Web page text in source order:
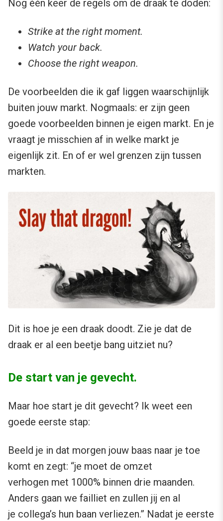
Nog één keer de regels om de draak te doden:
Strike at the right moment.
Watch your back.
Choose the right weapon.
De voorbeelden die ik gaf liggen waarschijnlijk
buiten jouw markt. Nogmaals: er zijn geen
goede voorbeelden binnen je eigen markt. En je
vraagt je misschien af in welke markt je
eigenlijk zit. En of er wel grenzen zijn tussen
markten.
Dit is hoe je een draak doodt. Zie je dat de
draak er al een beetje bang uitziet nu?
De start van je gevecht.
Maar hoe start je dit gevecht? Ik weet een
goede eerste stap:
Beeld je in dat morgen jouw baas naar je toe
komt en zegt: “je moet de omzet
verhogen met 1000% binnen drie maanden.
Anders gaan we failliet en zullen jij en al
je collega’s hun baan verliezen.” Nadat je eerste